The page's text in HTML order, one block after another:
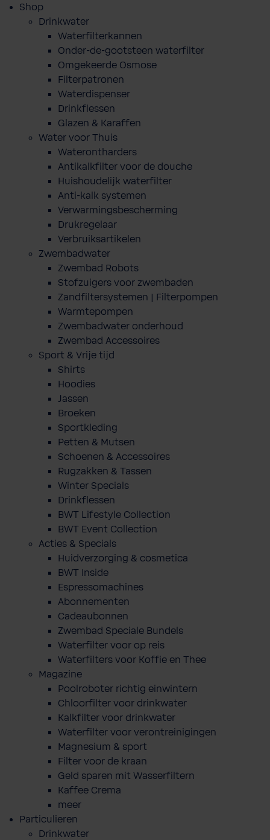
Shop
Drinkwater
Waterfilterkannen
Onder-de-gootsteen waterfilter
Omgekeerde Osmose
Filterpatronen
Waterdispenser
Drinkflessen
Glazen & Karaffen
Water voor Thuis
Waterontharders
Antikalkfilter voor de douche
Huishoudelijk waterfilter
Anti-kalk systemen
Verwarmingsbescherming
Drukregelaar
Verbruiksartikelen
Zwembadwater
Zwembad Robots
Stofzuigers voor zwembaden
Zandfiltersystemen | Filterpompen
Warmtepompen
Zwembadwater onderhoud
Zwembad Accessoires
Sport & Vrije tijd
Shirts
Hoodies
Jassen
Broeken
Sportkleding
Petten & Mutsen
Schoenen & Accessoires
Rugzakken & Tassen
Winter Specials
Drinkflessen
BWT Lifestyle Collection
BWT Event Collection
Acties & Specials
Huidverzorging & cosmetica
BWT Inside
Espressomachines
Abonnementen
Cadeaubonnen
Zwembad Speciale Bundels
Waterfilter voor op reis
Waterfilters voor Koffie en Thee
Magazine
Poolroboter richtig einwintern
Chloorfilter voor drinkwater
Kalkfilter voor drinkwater
Waterfilter voor verontreinigingen
Magnesium & sport
Filter voor de kraan
Geld sparen mit Wasserfiltern
Kaffee Crema
meer
Particulieren
Drinkwater